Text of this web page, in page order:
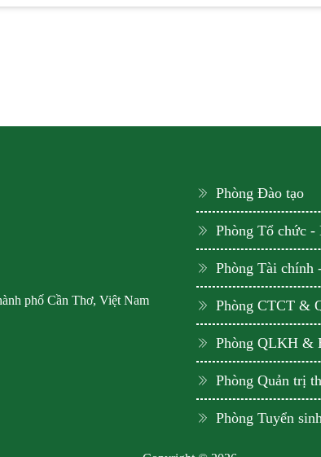
phố Cần Thơ, Việt Nam
Phòng Đào tạo
Phòng Tổ chức -
Phòng Tài chính
Phòng CTCT &
Phòng QLKH &
Phòng Quản trị
Phòng Tuyển